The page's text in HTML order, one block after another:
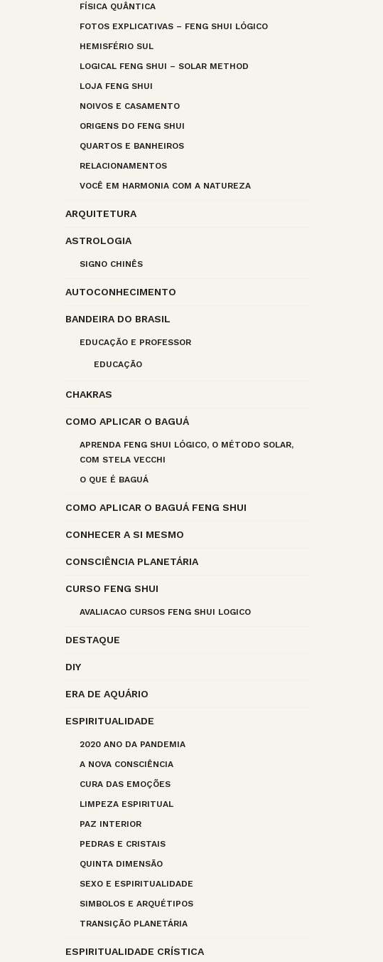
FÍSICA QUÂNTICA
FOTOS EXPLICATIVAS – FENG SHUI LÓGICO
HEMISFÉRIO SUL
LOGICAL FENG SHUI – SOLAR METHOD
LOJA FENG SHUI
NOIVOS E CASAMENTO
ORIGENS DO FENG SHUI
QUARTOS E BANHEIROS
RELACIONAMENTOS
VOCÊ EM HARMONIA COM A NATUREZA
ARQUITETURA
ASTROLOGIA
SIGNO CHINÊS
AUTOCONHECIMENTO
BANDEIRA DO BRASIL
EDUCAÇÃO E PROFESSOR
EDUCAÇÃO
CHAKRAS
COMO APLICAR O BAGUÁ
APRENDA FENG SHUI LÓGICO, O MÉTODO SOLAR,
COM STELA VECCHI
O QUE É BAGUÁ
COMO APLICAR O BAGUÁ FENG SHUI
CONHECER A SI MESMO
CONSCIÊNCIA PLANETÁRIA
CURSO FENG SHUI
AVALIACAO CURSOS FENG SHUI LOGICO
DESTAQUE
DIY
ERA DE AQUÁRIO
ESPIRITUALIDADE
2020 ANO DA PANDEMIA
A NOVA CONSCIÊNCIA
CURA DAS EMOÇÕES
LIMPEZA ESPIRITUAL
PAZ INTERIOR
PEDRAS E CRISTAIS
QUINTA DIMENSÃO
SEXO E ESPIRITUALIDADE
SIMBOLOS E ARQUÉTIPOS
TRANSIÇÃO PLANETÁRIA
ESPIRITUALIDADE CRÍSTICA